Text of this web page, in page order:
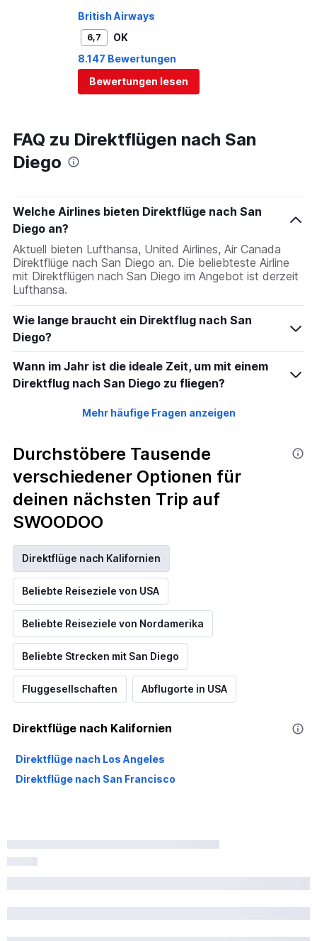
British Airways
6,7
OK
8.147 Bewertungen
Bewertungen lesen
FAQ zu Direktflügen nach San
Diego
Welche Airlines bieten Direktflüge nach San
Diego an?
Aktuell bieten Lufthansa, United Airlines, Air Canada
Direktflüge nach San Diego an. Die beliebteste Airline
mit Direktflügen nach San Diego im Angebot ist derzeit
Lufthansa.
Wie lange braucht ein Direktflug nach San
Diego?
Wann im Jahr ist die ideale Zeit, um mit einem
Direktflug nach San Diego zu fliegen?
Mehr häufige Fragen anzeigen
Durchstöbere Tausende
verschiedener Optionen für
deinen nächsten Trip auf
SWOODOO
Direktflüge nach Kalifornien
Beliebte Reiseziele von USA
Beliebte Reiseziele von Nordamerika
Beliebte Strecken mit San Diego
Fluggesellschaften Abflugorte in USA
Direktflüge nach Kalifornien
Direktflüge nach Los Angeles
Direktflüge nach San Francisco